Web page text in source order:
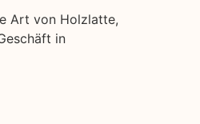
Art von Holzlatte,
in